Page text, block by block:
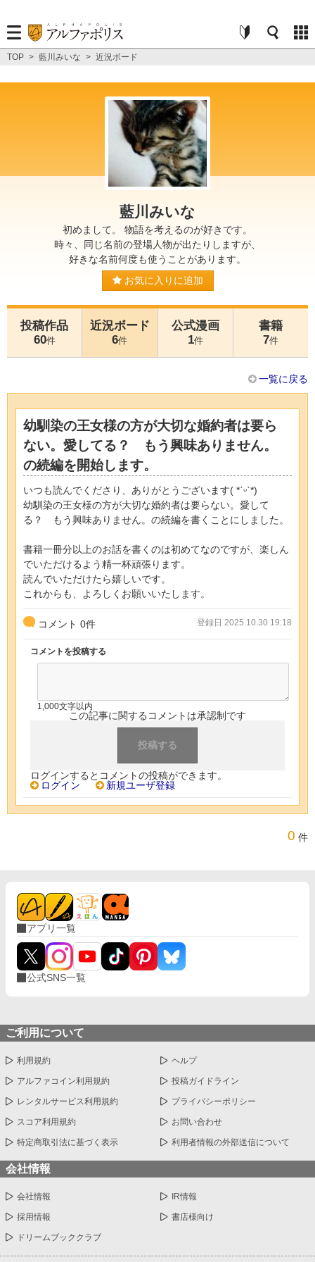
TOP > 藍川みいな > 近況ボード
藍川みいな
初めまして。 物語を考えるのが好きです。
時々、同じ名前の登場人物が出たりしますが、
好きな名前何度も使うことがあります。
お気に入りに追加
投稿作品
60件
近況ボード
6件
公式漫画
1件
書籍
7件
一覧に戻る
幼馴染の王女様の方が大切な婚約者は要ら
ない。愛してる？ もう興味ありません。
の続編を開始します。
いつも読んでくださり、ありがとうございます( *ˊᵕˋ*)
幼馴染の王女様の方が大切な婚約者は要らない。愛して
る？ もう興味ありません。の続編を書くことにしました。
書籍一冊分以上のお話を書くのは初めてなのですが、楽しん
でいただけるよう精一杯頑張ります。
読んでいただけたら嬉しいです。
これからも、よろしくお願いいたします。
コメント 0件 登録日 2025.10.30 19:18
コメントを投稿する
1,000文字以内
この記事に関するコメントは承認制です
ログインするとコメントの投稿ができます。
ログイン
新規ユーザ登録
0 件
アプリ一覧
公式SNS一覧
ご利用について
利用規約 ヘルプ
アルファコイン利用規約 投稿ガイドライン
レンタルサービス利用規約 プライバシーポリシー
スコア利用規約 お問い合わせ
特定商取引法に基づく表示 利用者情報の外部送信について
会社情報
会社情報 IR情報
採用情報 書店様向け
ドリームブッククラブ